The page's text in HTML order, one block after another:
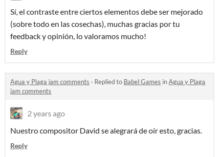
Sí, el contraste entre ciertos elementos debe ser mejorado
(sobre todo en las cosechas), muchas gracias por tu
feedback y opinión, lo valoramos mucho!
Reply
Agua y Plaga jam comments · Replied to Babel Games inAgua y Plaga
jam comments
2 years ago
Nuestro compositor David se alegrará de oír esto, gracias.
Reply